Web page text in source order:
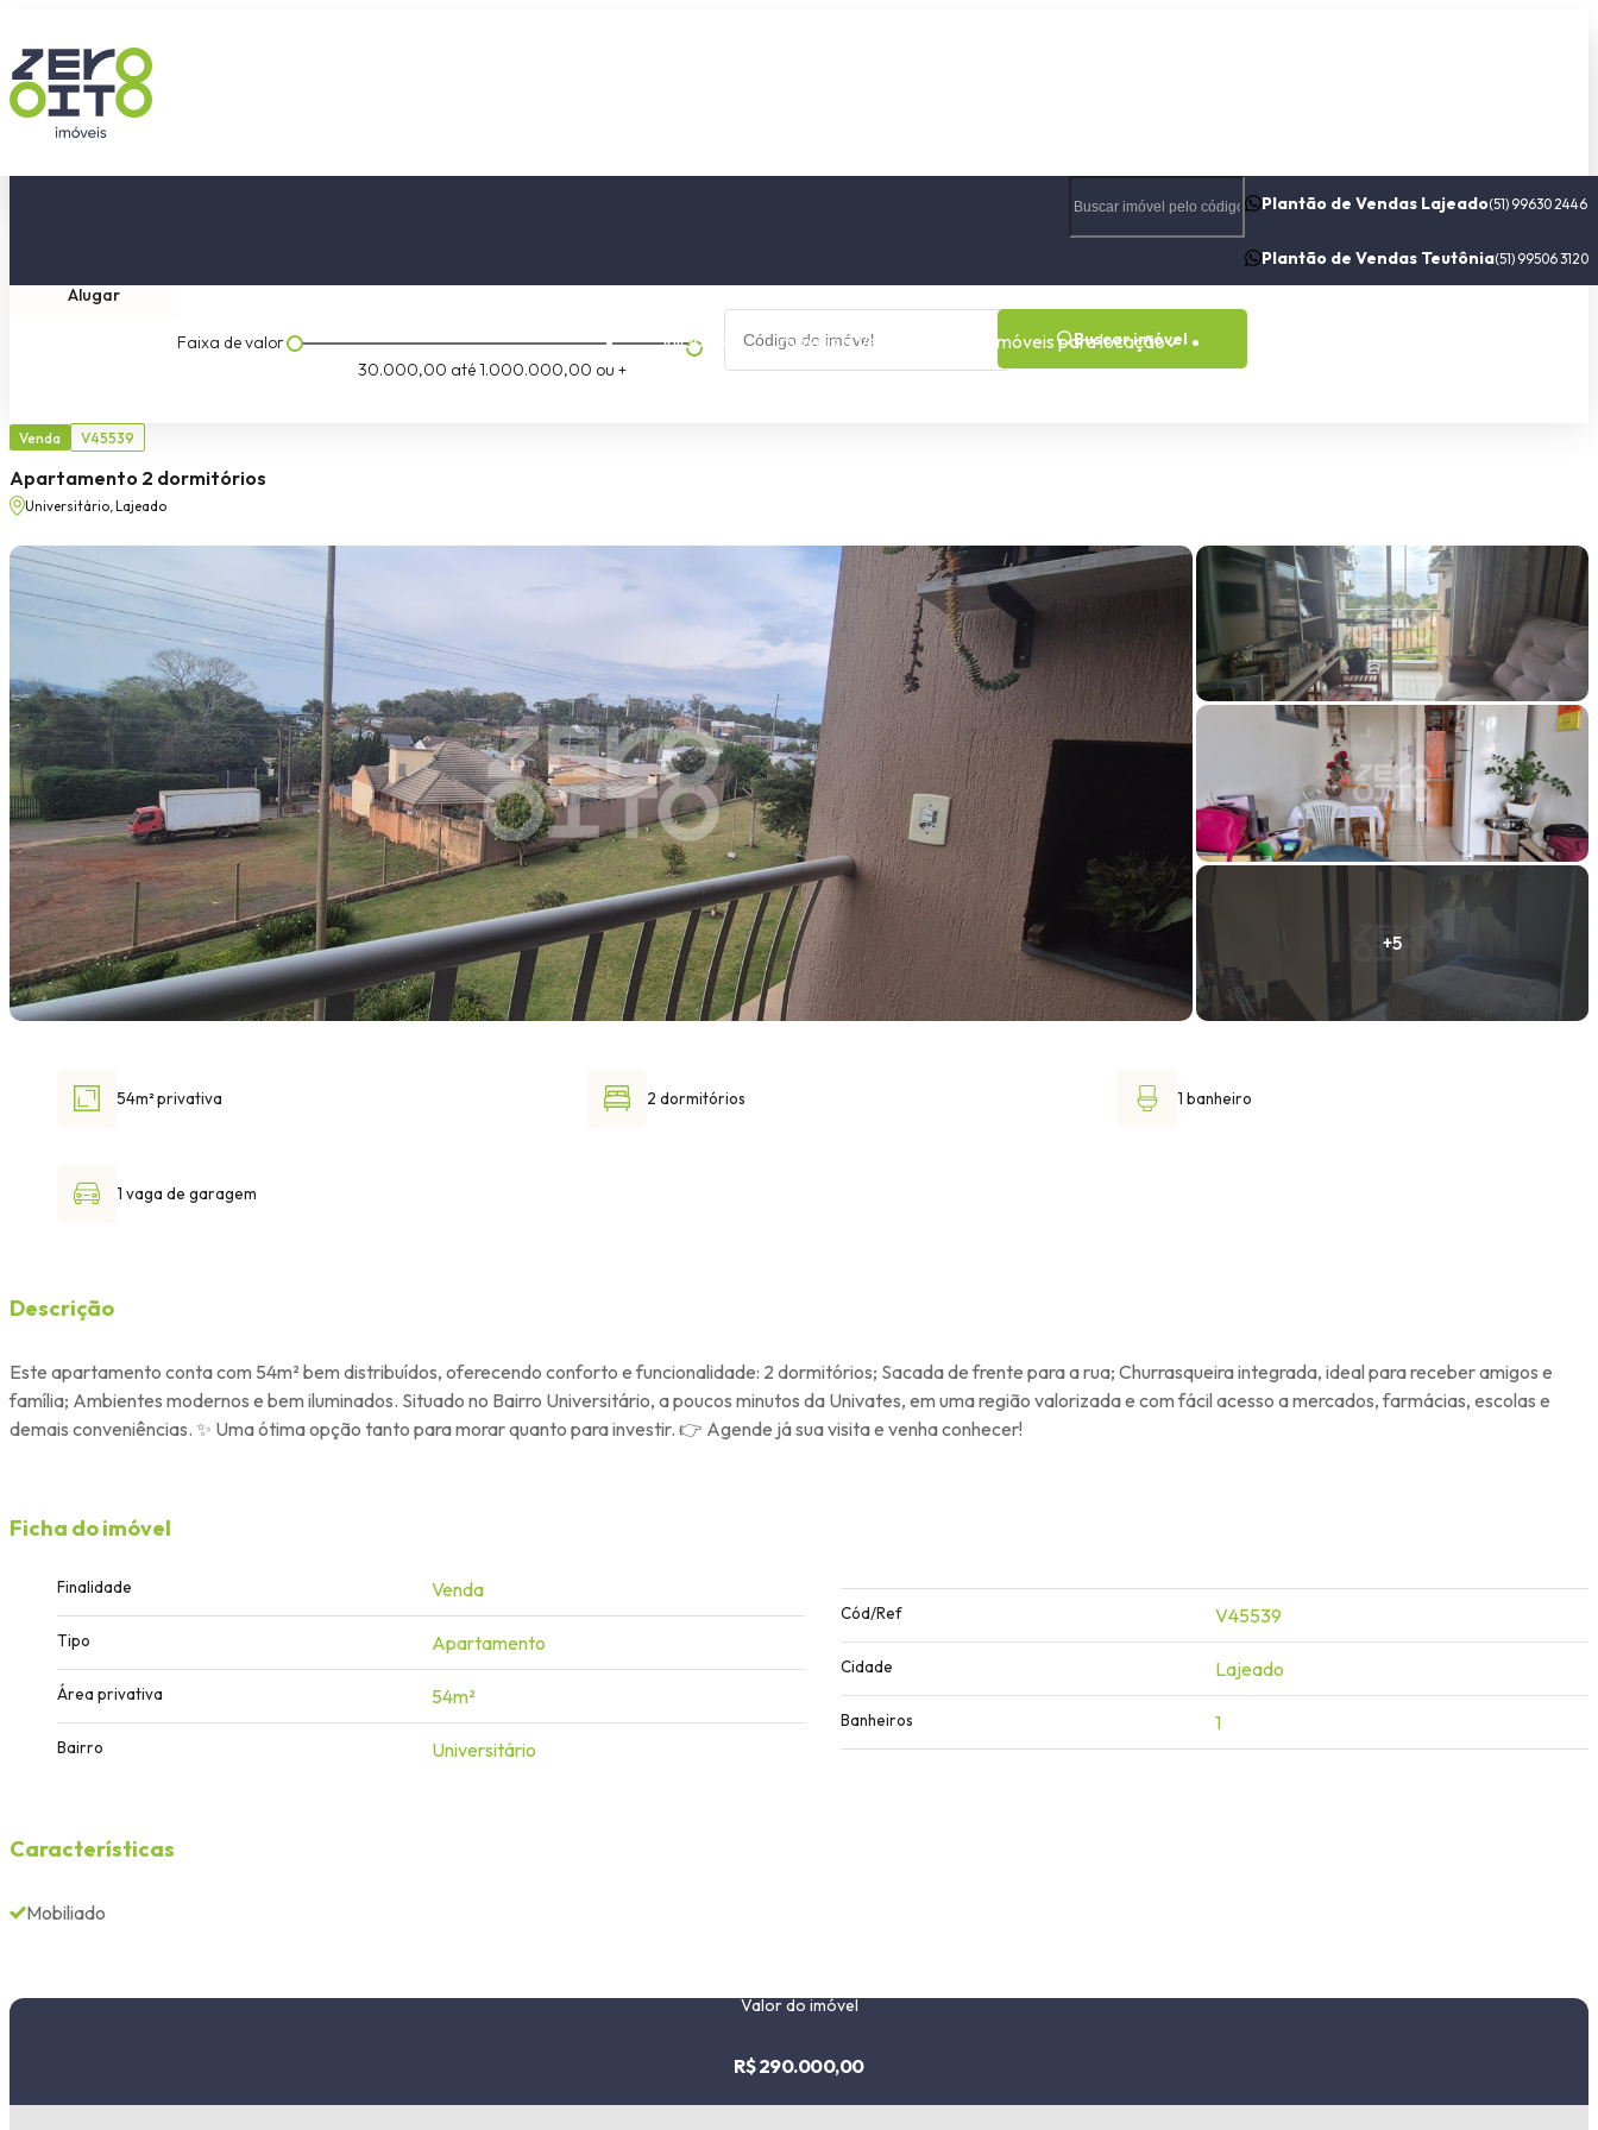
Plantão de Vendas Lajeado(51) 99630 2446
Plantão de Vendas Teutônia(51) 99506 3120
Início Imóveis a Venda Imóveis para locação
Alugar
Faixa de valor
30.000,00 até1.000.000,00 ou +
Buscar imóvel
Venda V45539
Apartamento 2 dormitórios
Universitário, Lajeado
54m² privativa 2 dormitórios 1 banheiro
1 vaga de garagem
Descrição
Este apartamento conta com 54m² bem distribuídos, oferecendo conforto e funcionalidade: 2 dormitórios; Sacada de frente para a rua; Churrasqueira integrada, ideal para receber amigos e
família; Ambientes modernos e bem iluminados. Situado no Bairro Universitário, a poucos minutos da Univates, em uma região valorizada e com fácil acesso a mercados, farmácias, escolas e
demais conveniências. ✨ Uma ótima opção tanto para morar quanto para investir. 👉 Agende já sua visita e venha conhecer!
Ficha do imóvel
Finalidade Venda
Tipo Apartamento
Área privativa 54m²
Bairro Universitário
Cód/Ref V45539
Cidade Lajeado
Banheiros 1
Características
Mobiliado
Valor do imóvel
R$ 290.000,00